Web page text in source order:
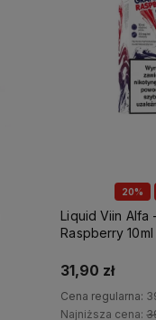
20%
Liquid Viin Alfa
Raspberry
31,90 zł
Cena regularna:
Najniższa cena: